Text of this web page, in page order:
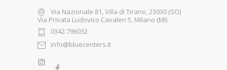
Via Nazionale 81, Villa di Tirano, 23030 (SO)
Via Privata Ludovico Cavaleri 5, Milano (MI)
0342.796032
info@bluecenters.it